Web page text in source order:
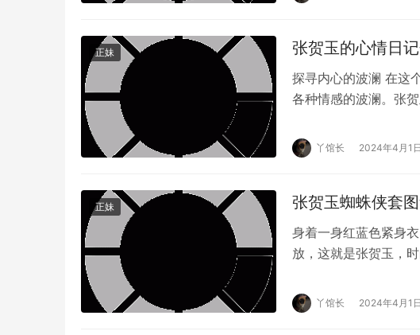
正妹 张贺玉的心情日
探寻内心的波澜 在这
各种情感的波澜。张
丫馆长 2024年4月1日
正妹 张贺玉蜘蛛侠套
身着一身红蓝色紧身
放，这就是张贺玉，
丫馆长 2024年4月1日